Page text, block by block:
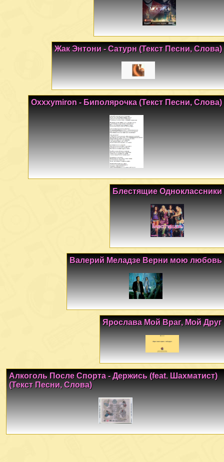
Жак Энтони - Сатурн (Текст Песни, Слова)
Oxxxymiron - Биполярочка (Текст Песни, Слова)
Блестящие Одноклассники
Валерий Меладзе Верни мою любовь
Ярослава Мой Враг, Мой Друг
Алкоголь После Спорта - Держись (feat. Шахматист)
(Текст Песни, Слова)